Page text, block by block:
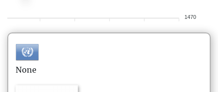
1470
None